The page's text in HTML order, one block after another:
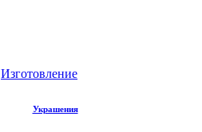
Изготовление
Украшения